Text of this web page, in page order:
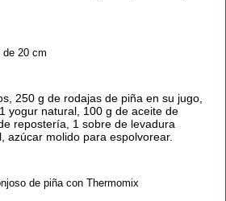
de 20 cm
250 g de rodajas de piña en su jugo,
yogur natural, 100 g de aceite de
repostería, 1 sobre de levadura
azúcar molido para espolvorear.
de piña con Thermomix